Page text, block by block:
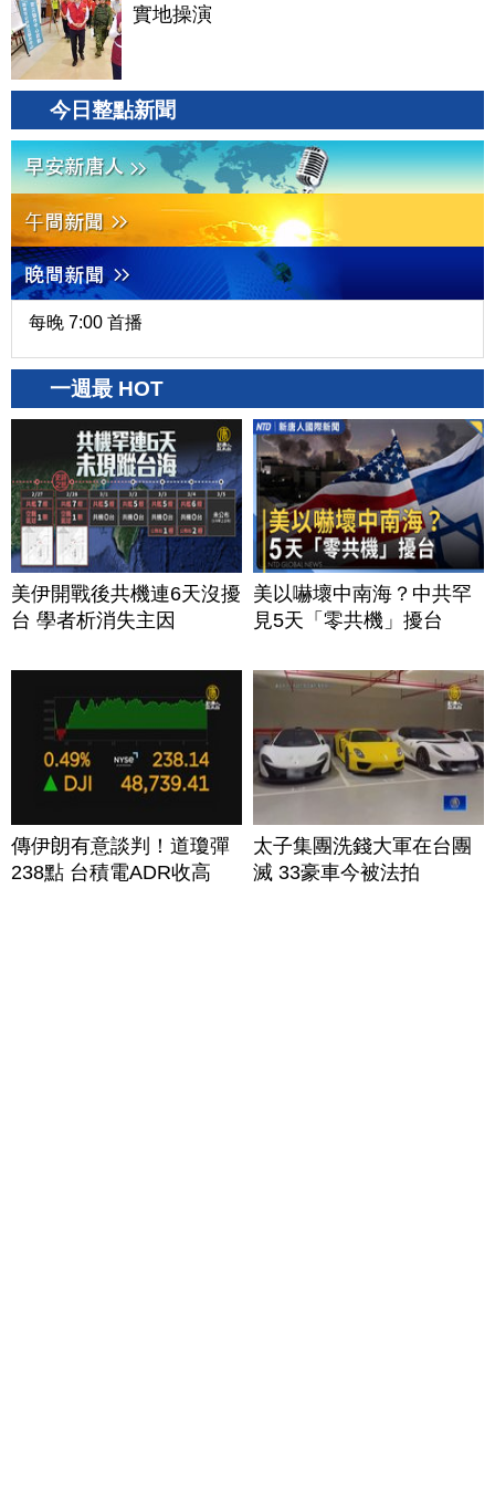
實地操演
今日整點新聞
每晚 7:00 首播
一週最 HOT
美伊開戰後共機連6天沒擾
台 學者析消失主因
美以嚇壞中南海？中共罕
見5天「零共機」擾台
傳伊朗有意談判！道瓊彈
238點 台積電ADR收高
太子集團洗錢大軍在台團
滅 33豪車今被法拍